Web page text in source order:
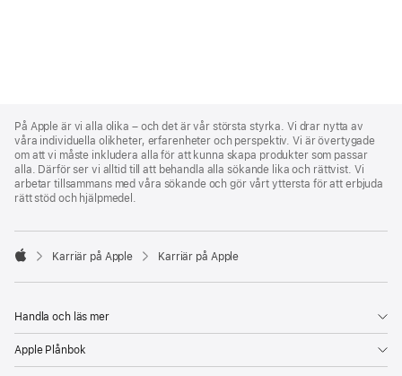
Footer
På Apple är vi alla olika – och det är vår största styrka. Vi drar nytta av
våra individuella olikheter, erfarenheter och perspektiv. Vi är övertygade
om att vi måste inkludera alla för att kunna skapa produkter som passar
alla. Därför ser vi alltid till att behandla alla sökande lika och rättvist. Vi
arbetar tillsammans med våra sökande och gör vårt yttersta för att erbjuda
rätt stöd och hjälpmedel.

Karriär på Apple Karriär på Apple
Handla och läs mer
Apple Plånbok